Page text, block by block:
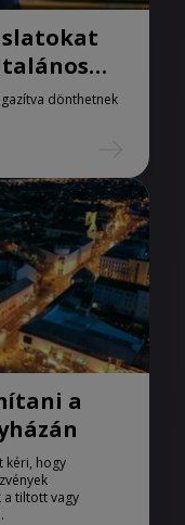
dönthetnek
a
kéri, hogy
a tiltott vagy